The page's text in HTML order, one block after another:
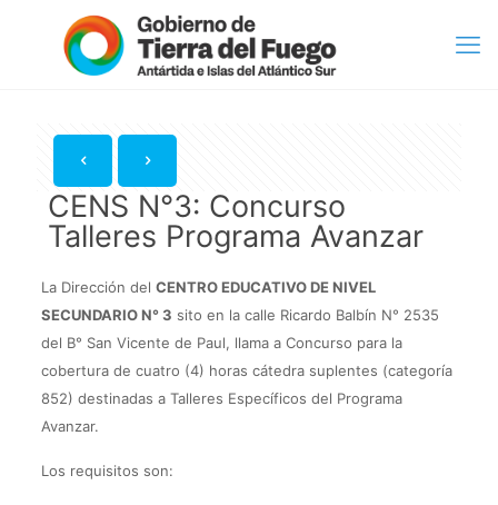
CENS N°3: Concurso
Talleres Programa Avanzar
La Dirección del CENTRO EDUCATIVO DE NIVEL
SECUNDARIO N° 3 sito en la calle Ricardo Balbín N° 2535
del B° San Vicente de Paul, llama a Concurso para la
cobertura de cuatro (4) horas cátedra suplentes (categoría
852) destinadas a Talleres Específicos del Programa
Avanzar.
Los requisitos son: